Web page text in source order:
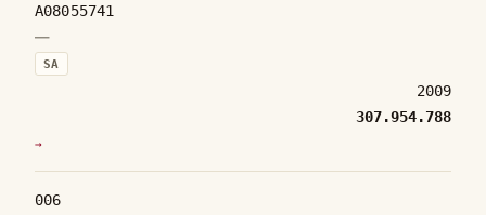
A08055741
—
SA
2009
307.954.788
→
006